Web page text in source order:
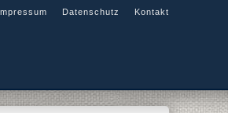
Datenschutz Kontakt